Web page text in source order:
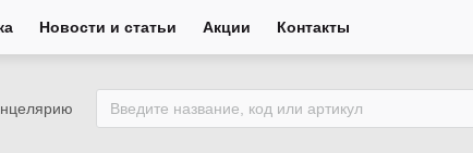
Новости и статьи Акции Контакты